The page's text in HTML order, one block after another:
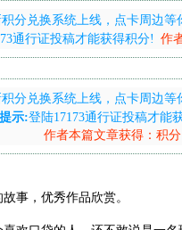
积分兑换系统上线，点卡周边等
通行证投稿才能获得积分! 作
积分兑换系统上线，点卡周边等
提示:登陆17173通行证投稿才能
作者本篇文章获得：积分
，优秀作品欣赏。